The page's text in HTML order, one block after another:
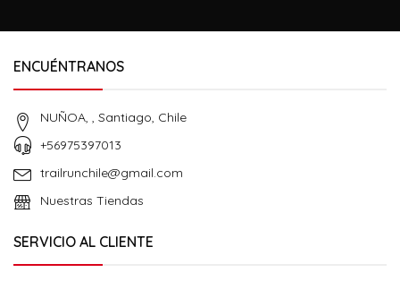
ENCUÉNTRANOS
NUÑOA, , Santiago, Chile
+56975397013
trailrunchile@gmail.com
Nuestras Tiendas
SERVICIO AL CLIENTE